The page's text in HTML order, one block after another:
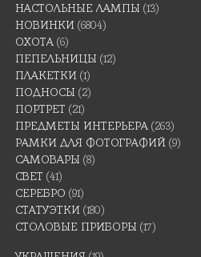
НАСТОЛЬНЫЕ ЛАМПЫ (13)
НОВИНКИ (6804)
ОХОТА (6)
ПЕПЕЛЬНИЦЫ (12)
ПЛАКЕТКИ (1)
ПОДНОСЫ (2)
ПОРТРЕТ (21)
ПРЕДМЕТЫ ИНТЕРЬЕРА (263)
РАМКИ ДЛЯ ФОТОГРАФИЙ (9)
САМОВАРЫ (8)
СВЕТ (41)
СЕРЕБРО (91)
СТАТУЭТКИ (180)
СТОЛОВЫЕ ПРИБОРЫ (17)